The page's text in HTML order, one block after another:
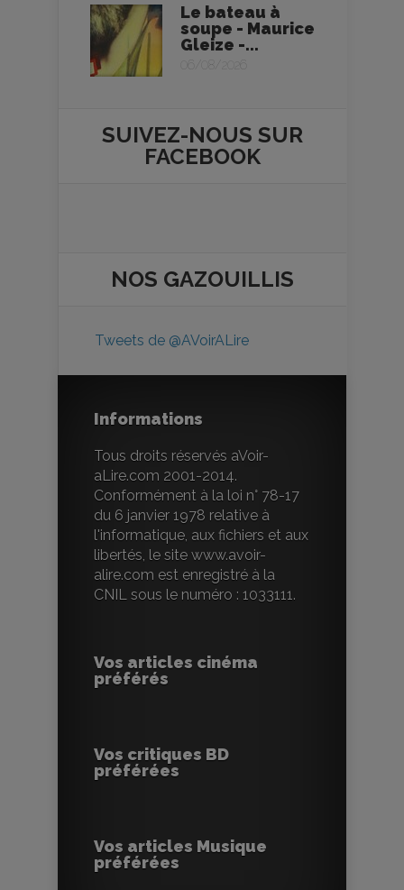
Le bateau à
soupe - Maurice
Gleize -...
06/08/2026
SUIVEZ-NOUS SUR
FACEBOOK
NOS GAZOUILLIS
Tweets de @AVoirALire
Informations
Tous droits réservés aVoir-
aLire.com 2001-2014.
Conformément à la loi n° 78-17
du 6 janvier 1978 relative à
l'informatique, aux fichiers et aux
libertés, le site www.avoir-
alire.com est enregistré à la
CNIL sous le numéro : 1033111.
Vos articles cinéma
préférés
Vos critiques BD
préférées
Vos articles Musique
préférées